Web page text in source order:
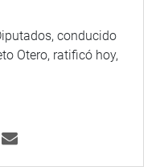
conducido
Otero, ratificó hoy,